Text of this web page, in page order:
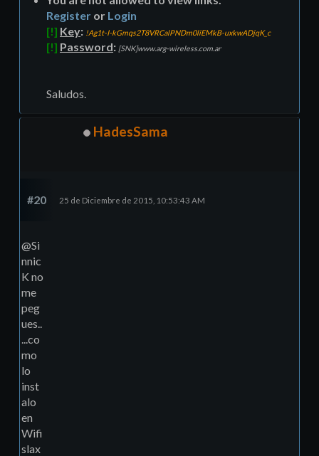
Register or Login
[!] Key: !Ag1t-I-kGmqs2T8VRCalPNDm0liEMkB-uxkwADjqK_c
[!] Password: [SNK]www.arg-wireless.com.ar
Saludos.
HadesSama
#20 25 de Diciembre de 2015, 10:53:43 AM
@Si
nnic
K no
me
peg
ues..
...co
mo
lo
inst
alo
en
Wifi
slax